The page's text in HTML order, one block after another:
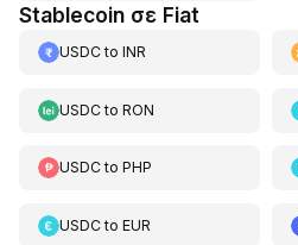
Stablecoin σε Fiat
USDCto INR
USDCto RON
USDCto PHP
USDCto EUR